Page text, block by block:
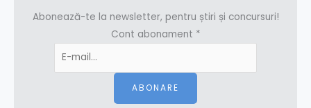
Abonează-te la newsletter, pentru știri și concursuri!
Cont abonament *
ABONARE